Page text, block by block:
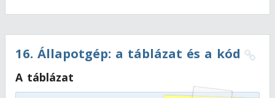
16. Állapotgép: a táblázat és a kód
A táblázat